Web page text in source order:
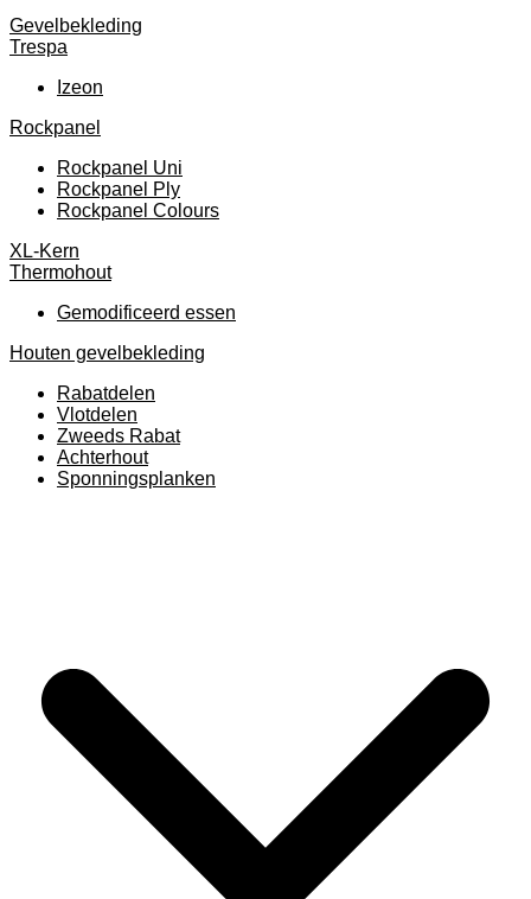
Gevelbekleding
Trespa
Izeon
Rockpanel
Rockpanel Uni
Rockpanel Ply
Rockpanel Colours
XL-Kern
Thermohout
Gemodificeerd essen
Houten gevelbekleding
Rabatdelen
Vlotdelen
Zweeds Rabat
Achterhout
Sponningsplanken